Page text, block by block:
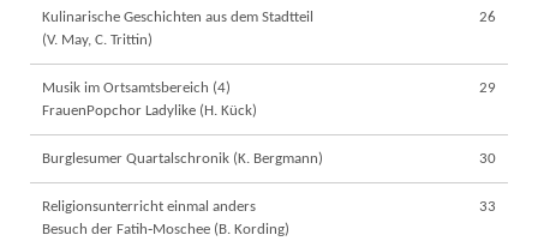
Kulinarische Geschichten aus dem Stadtteil
(V. May, C. Trittin)
26
Musik im Ortsamtsbereich (4)
FrauenPopchor Ladylike (H. Kück)
29
Burglesumer Quartalschronik (K. Bergmann) 30
Religionsunterricht einmal anders
Besuch der Fatih‐Moschee (B. Kording)
33